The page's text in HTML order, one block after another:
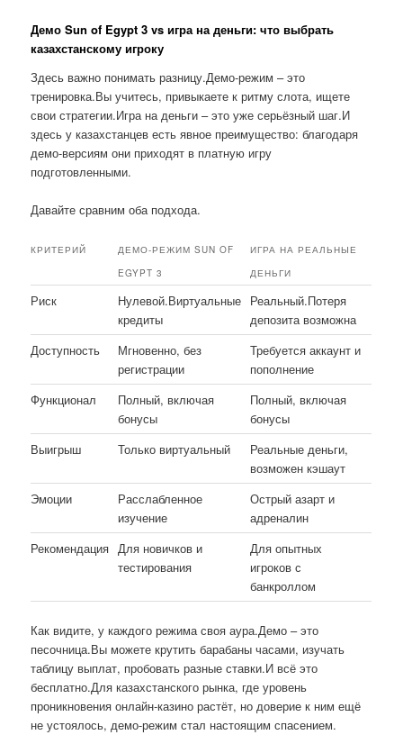
Демо Sun of Egypt 3 vs игра на деньги: что выбрать
казахстанскому игроку
Здесь важно понимать разницу.Демо-режим – это
тренировка.Вы учитесь, привыкаете к ритму слота, ищете
свои стратегии.Игра на деньги – это уже серьёзный шаг.И
здесь у казахстанцев есть явное преимущество: благодаря
демо-версиям они приходят в платную игру
подготовленными.
Давайте сравним оба подхода.
КРИТЕРИЙ
ДЕМО-РЕЖИМ SUN OF
EGYPT 3
ИГРА НА РЕАЛЬНЫЕ
ДЕНЬГИ
Риск
Нулевой.Виртуальные
кредиты
Реальный.Потеря
депозита возможна
Доступность
Мгновенно, без
регистрации
Требуется аккаунт и
пополнение
Функционал
Полный, включая
бонусы
Полный, включая
бонусы
Выигрыш
Только виртуальный
Реальные деньги,
возможен кэшаут
Эмоции
Расслабленное
изучение
Острый азарт и
адреналин
Рекомендация Для новичков и
тестирования
Для опытных
игроков с
банкроллом
Как видите, у каждого режима своя аура.Демо – это
песочница.Вы можете крутить барабаны часами, изучать
таблицу выплат, пробовать разные ставки.И всё это
бесплатно.Для казахстанского рынка, где уровень
проникновения онлайн-казино растёт, но доверие к ним ещё
не устоялось, демо-режим стал настоящим спасением.